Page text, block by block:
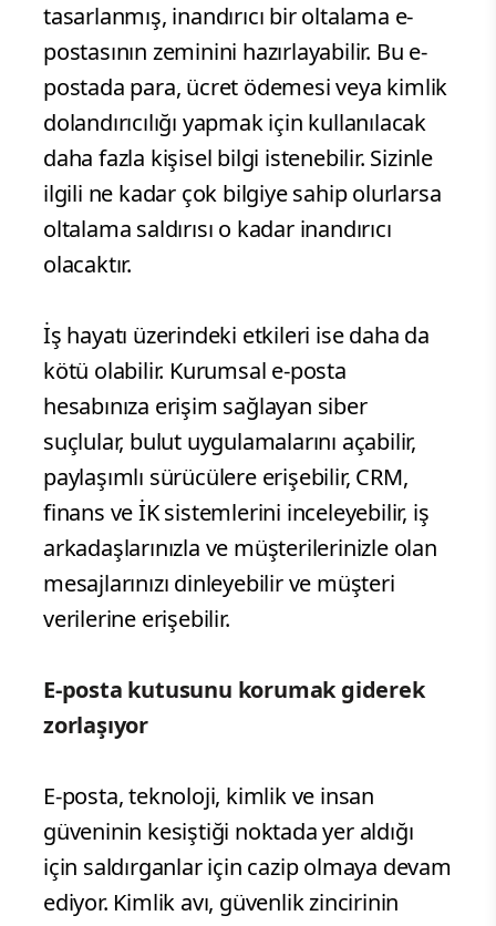
tasarlanmış, inandırıcı bir oltalama e-
postasının zeminini hazırlayabilir. Bu e-
postada para, ücret ödemesi veya kimlik
dolandırıcılığı yapmak için kullanılacak
daha fazla kişisel bilgi istenebilir. Sizinle
ilgili ne kadar çok bilgiye sahip olurlarsa
oltalama saldırısı o kadar inandırıcı
olacaktır.
İş hayatı üzerindeki etkileri ise daha da
kötü olabilir. Kurumsal e-posta
hesabınıza erişim sağlayan siber
suçlular, bulut uygulamalarını açabilir,
paylaşımlı sürücülere erişebilir, CRM,
finans ve İK sistemlerini inceleyebilir, iş
arkadaşlarınızla ve müşterilerinizle olan
mesajlarınızı dinleyebilir ve müşteri
verilerine erişebilir.
E-posta kutusunu korumak giderek
zorlaşıyor
E-posta, teknoloji, kimlik ve insan
güveninin kesiştiği noktada yer aldığı
için saldırganlar için cazip olmaya devam
ediyor. Kimlik avı, güvenlik zincirinin